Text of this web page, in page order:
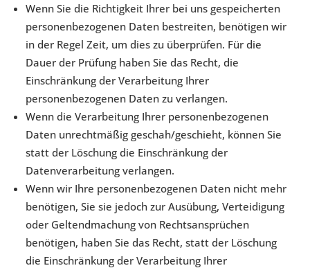
Wenn Sie die Richtigkeit Ihrer bei uns gespeicherten
personenbezogenen Daten bestreiten, benötigen wir
in der Regel Zeit, um dies zu überprüfen. Für die
Dauer der Prüfung haben Sie das Recht, die
Einschränkung der Verarbeitung Ihrer
personenbezogenen Daten zu verlangen.
Wenn die Verarbeitung Ihrer personenbezogenen
Daten unrechtmäßig geschah/geschieht, können Sie
statt der Löschung die Einschränkung der
Datenverarbeitung verlangen.
Wenn wir Ihre personenbezogenen Daten nicht mehr
benötigen, Sie sie jedoch zur Ausübung, Verteidigung
oder Geltendmachung von Rechtsansprüchen
benötigen, haben Sie das Recht, statt der Löschung
die Einschränkung der Verarbeitung Ihrer